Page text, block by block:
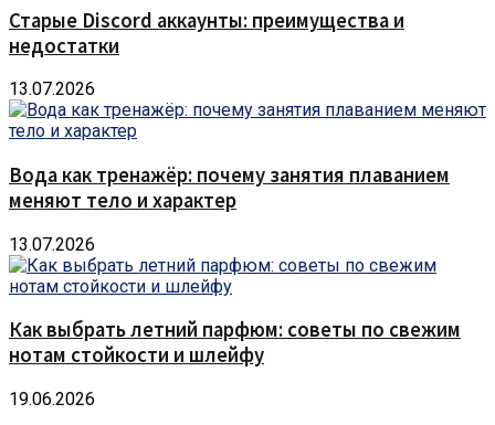
Старые Discord аккаунты: преимущества и
недостатки
13.07.2026
Вода как тренажёр: почему занятия плаванием
меняют тело и характер
13.07.2026
Как выбрать летний парфюм: советы по свежим
нотам стойкости и шлейфу
19.06.2026